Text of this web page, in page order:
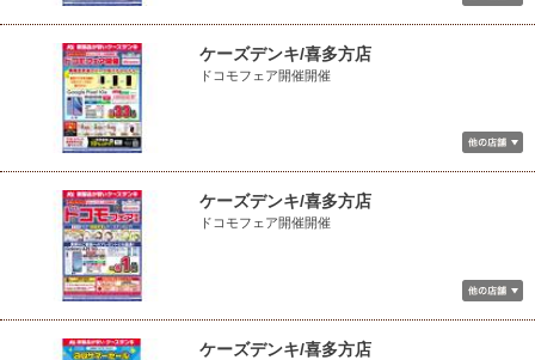
ケーズデンキ/喜多方店
ドコモフェア開催開催
ケーズデンキ/喜多方店
ドコモフェア開催開催
ケーズデンキ/喜多方店